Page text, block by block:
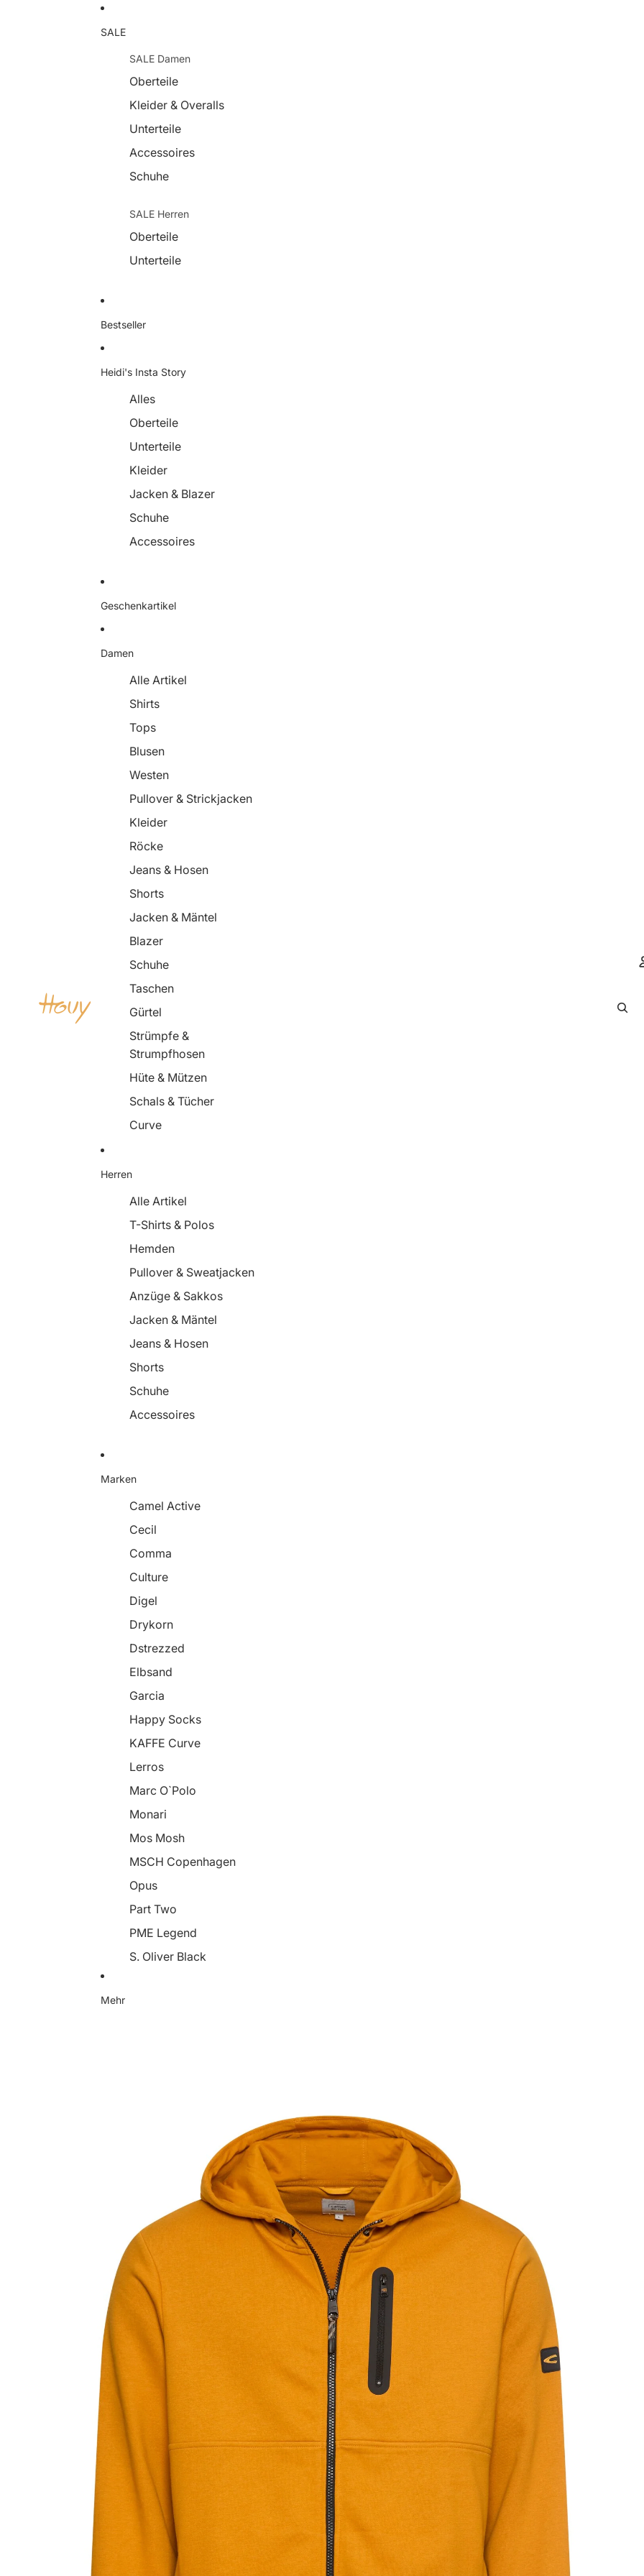
SALE
SALE Damen
Oberteile
Kleider & Overalls
Unterteile
Accessoires
Schuhe
SALE Herren
Oberteile
Unterteile
Bestseller
Heidi's Insta Story
Alles
Oberteile
Unterteile
Kleider
Jacken & Blazer
Schuhe
Accessoires
Geschenkartikel
Damen
Alle Artikel
Shirts
Tops
Blusen
Westen
Pullover & Strickjacken
Kleider
Röcke
Jeans & Hosen
Shorts
Jacken & Mäntel
Blazer
Schuhe
Taschen
Gürtel
Strümpfe &
Strumpfhosen
Hüte & Mützen
Schals & Tücher
Curve
Herren
Alle Artikel
T-Shirts & Polos
Hemden
Pullover & Sweatjacken
Anzüge & Sakkos
Jacken & Mäntel
Jeans & Hosen
Shorts
Schuhe
Accessoires
Marken
Camel Active
Cecil
Comma
Culture
Digel
Drykorn
Dstrezzed
Elbsand
Garcia
Happy Socks
KAFFE Curve
Lerros
Marc O`Polo
Monari
Mos Mosh
MSCH Copenhagen
Opus
Part Two
PME Legend
S. Oliver Black
Mehr